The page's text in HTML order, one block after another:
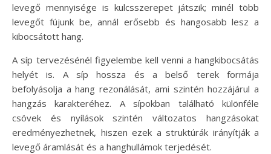
levegő mennyisége is kulcsszerepet játszik; minél több
levegőt fújunk be, annál erősebb és hangosabb lesz a
kibocsátott hang.
A síp tervezésénél figyelembe kell venni a hangkibocsátás
helyét is. A síp hossza és a belső terek formája
befolyásolja a hang rezonálását, ami szintén hozzájárul a
hangzás karakteréhez. A sípokban található különféle
csövek és nyílások szintén változatos hangzásokat
eredményezhetnek, hiszen ezek a struktúrák irányítják a
levegő áramlását és a hanghullámok terjedését.